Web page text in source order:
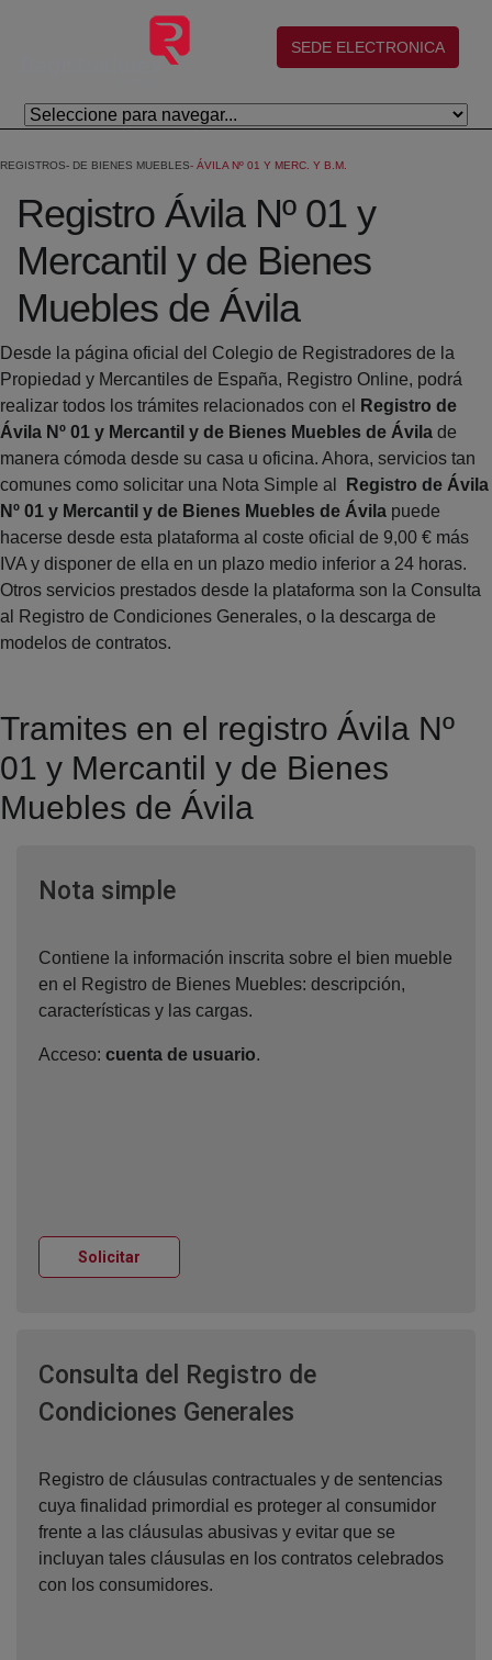
Eduki nagusira joan
(abre en nueva ventana)
SEDE ELECTRONICA
REGISTROS DE BIENES MUEBLES ÁVILA Nº 01 Y MERC. Y B.M.
Registro Ávila Nº 01 y
Mercantil y de Bienes
Muebles de Ávila
Desde la página oficial del Colegio de Registradores de la
Propiedad y Mercantiles de España, Registro Online, podrá
realizar todos los trámites relacionados con el
Registro de
Ávila Nº 01 y Mercantil y de Bienes Muebles de Ávila de
manera cómoda desde su casa u oficina. Ahora, servicios tan
comunes como solicitar una Nota Simple al
Registro de Ávila
Nº 01 y Mercantil y de Bienes Muebles de Ávila puede
hacerse desde esta plataforma al coste oficial de 9,00 € más
IVA y disponer de ella en un plazo medio inferior a 24 horas.
Otros servicios prestados desde la plataforma son la Consulta
al Registro de Condiciones Generales, o la descarga de
modelos de contratos.
Tramites en el registro Ávila Nº
01 y Mercantil y de Bienes
Muebles de Ávila
Nota simpleVentana nueva
Contiene la información inscrita sobre el bien mueble
en el Registro de Bienes Muebles: descripción,
características y las cargas.
Acceso: cuenta de usuario.
Solicitar
Consulta del Registro de
Condiciones Generales
Registro de cláusulas contractuales y de sentencias
cuya finalidad primordial es proteger al consumidor
frente a las cláusulas abusivas y evitar que se
incluyan tales cláusulas en los contratos celebrados
con los consumidores.